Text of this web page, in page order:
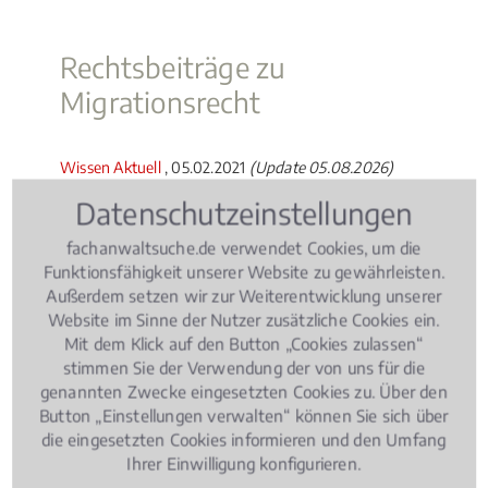
Rechtsbeiträge zu
Migrationsrecht
Wissen Aktuell , 05.02.2021 (Update 05.08.2026)
Zulassung, Prüfungen, Gebühren – Was
Studierende wissen müssen!
Datenschutzeinstellungen
fachanwaltsuche.de verwendet Cookies, um die
Funktionsfähigkeit unserer Website zu gewährleisten.
Außerdem setzen wir zur Weiterentwicklung unserer
Website im Sinne der Nutzer zusätzliche Cookies ein.
Mit dem Klick auf den Button „Cookies zulassen“
stimmen Sie der Verwendung der von uns für die
genannten Zwecke eingesetzten Cookies zu. Über den
Button „Einstellungen verwalten“ können Sie sich über
die eingesetzten Cookies informieren und den Umfang
Ihrer Einwilligung konfigurieren.